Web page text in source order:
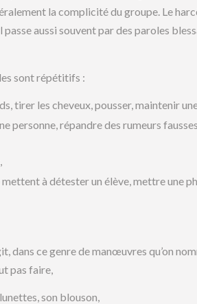
la complicité du groupe. Le
aussi souvent par des paroles
sont répétitifs :
tirer les cheveux, pousser, maintenir
personne, répandre des rumeurs
à détester un élève, mettre une
dans ce genre de manœuvres qu’on
pas faire,
son blouson,